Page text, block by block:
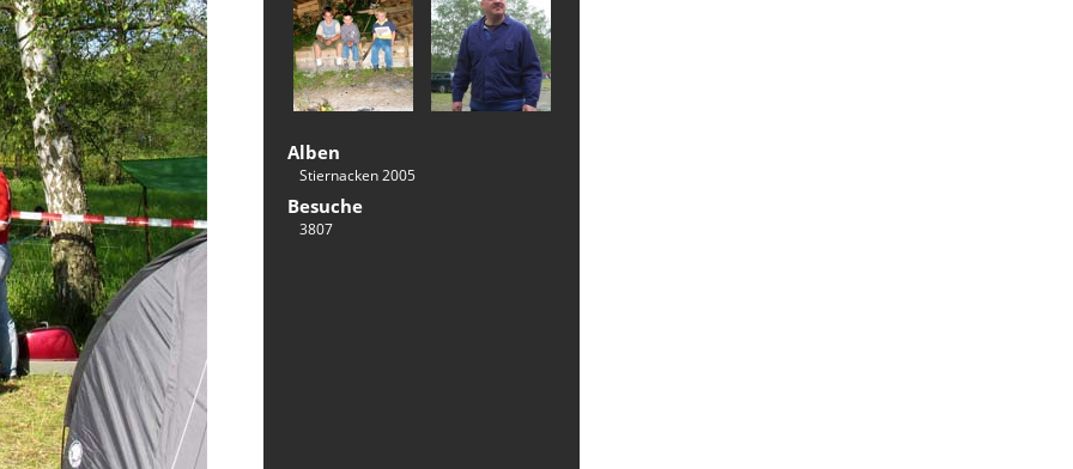
Alben
Stiernacken 2005
Besuche
3807